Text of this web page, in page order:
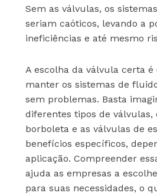
Sem as válvulas, os
seriam caóticos, levando a
ineficiências e até mesmo
A escolha da válvula certa é
manter os sistemas de
sem problemas. Basta
diferentes tipos de válvulas,
borboleta e as válvulas de
benefícios específicos,
aplicação. Compreender
ajuda as empresas a
para suas necessidades, o